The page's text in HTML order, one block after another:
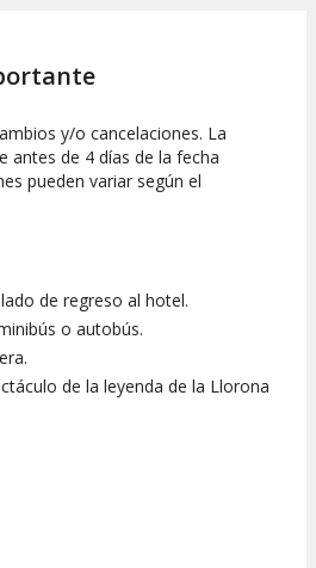
19:00 horas.
y/o cancelaciones. La
antes de 4 días de la fecha
pueden variar según el
de regreso al hotel.
o autobús.
de la leyenda de la Llorona